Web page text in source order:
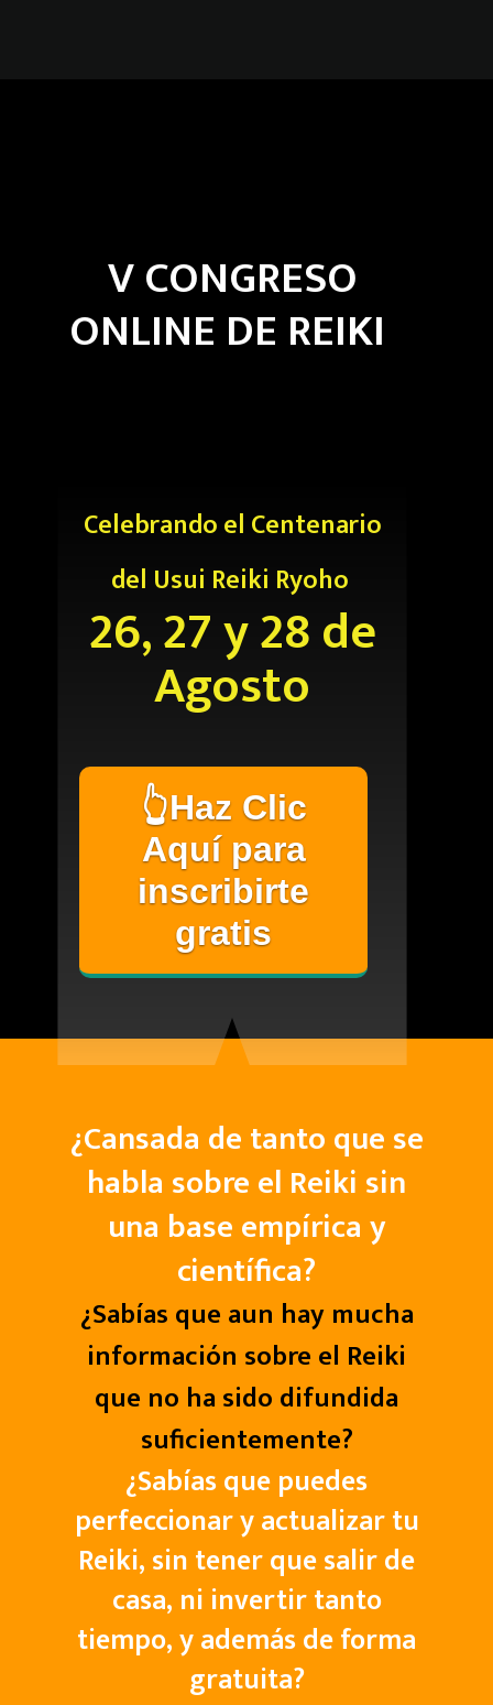
V CONGRESO
ONLINE DE REIKI
Celebrando el Centenario
del Usui Reiki Ryoho
26, 27 y 28 de
Agosto
👆Haz Clic
Aquí para
inscribirte
gratis
¿Cansada de tanto que se
habla sobre el Reiki sin
una base empírica y
científica?
¿Sabías que aun hay mucha
información sobre el Reiki
que no ha sido difundida
suficientemente?
¿Sabías que puedes
perfeccionar y actualizar tu
Reiki, sin tener que salir de
casa, ni invertir tanto
tiempo, y además de forma
gratuita?